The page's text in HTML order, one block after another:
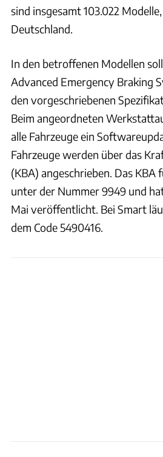
sind insgesamt 103.022
Deutschland.
In den betroffenen Modellen
Advanced Emergency Braking
den vorgeschriebenen
Beim angeordneten
alle Fahrzeuge ein
Fahrzeuge werden über das
(KBA) angeschrieben. Das
unter der Nummer 9949 und
Mai veröffentlicht. Bei Smart
dem Code 5490416.